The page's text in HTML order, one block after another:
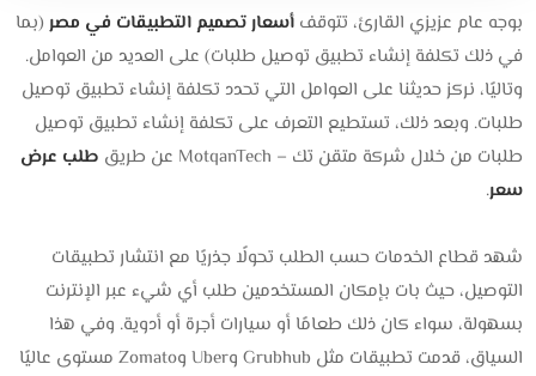
بوجه عام عزيزي القارئ، تتوقفأسعار تصميم التطبيقات في مصر (بما
في ذلك تكلفة إنشاء تطبيق توصيل طلبات) على العديد من العوامل.
وتاليًا، نركز حديثنا على العوامل التي تحدد تكلفة إنشاء تطبيق توصيل
طلبات. وبعد ذلك، تستطيع التعرف على تكلفة إنشاء تطبيق توصيل
طلبات من خلال شركة متقن تك – MotqanTech عن طريق
طلب عرض
سعر.
شهد قطاع الخدمات حسب الطلب تحولًا جذريًا مع انتشار تطبيقات
التوصيل، حيث بات بإمكان المستخدمين طلب أي شيء عبر الإنترنت
بسهولة، سواء كان ذلك طعامًا أو سيارات أجرة أو أدوية. وفي هذا
السياق، قدمت تطبيقات مثل Grubhub وUber وZomato مستوى عاليًا